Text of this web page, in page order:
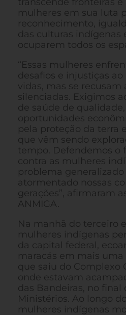
mulheres em sua luta
reconhecimento,
das culturas indígenas
ocuparem todos os
“Essas mulheres
desafios e injustiças
vidas, mas se
silenciadas. Exigimos
de saúde de
oportunidades
pela proteção da terra
que vêm sendo
tempo. Defendemos o
contra as mulheres
problema
atormentado nossas
gerações”, afirmaram
ANMIGA.
Na manhã do terceiro
mulheres indígenas
da capital federal,
maracás em mais
que saiu do Complexo
onde estavam
das Bandeiras, no final
Ministérios. Ao longo
mulheres indígenas